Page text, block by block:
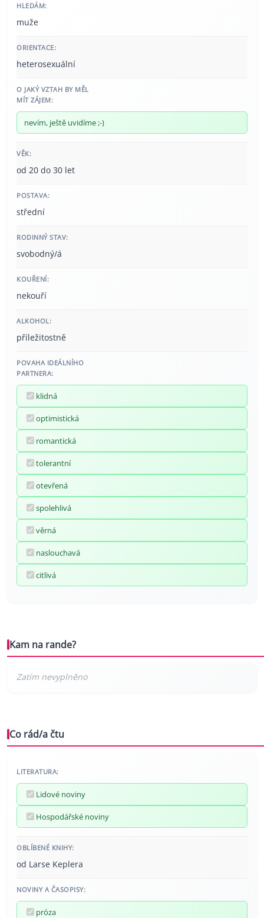
HLEDÁM:
muže
ORIENTACE:
heterosexuální
O JAKÝ VZTAH BY MĚL
MÍT ZÁJEM:
nevím, ještě uvidíme ;-)
VĚK:
od 20 do 30 let
POSTAVA:
střední
RODINNÝ STAV:
svobodný/á
KOUŘENÍ:
nekouří
ALKOHOL:
příležitostně
POVAHA IDEÁLNÍHO
PARTNERA:
klidná
optimistická
romantická
tolerantní
otevřená
spolehlivá
věrná
naslouchavá
citlivá
Kam na rande?
Co rád/a čtu
LITERATURA:
Lidové noviny
Hospodářské noviny
OBLÍBENÉ KNIHY:
od Larse Keplera
NOVINY A ČASOPISY:
próza